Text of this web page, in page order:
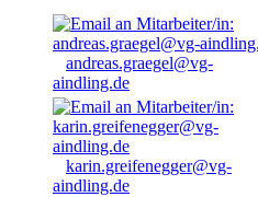
andreas.graegel@vg-
aindling.de
karin.greifenegger@vg-
aindling.de